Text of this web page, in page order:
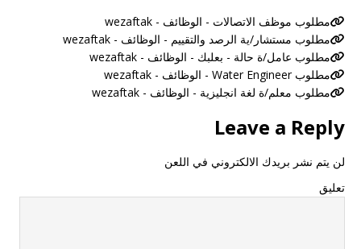
مطلوب موظف الاتصالات - الوظائف - wezaftak
مطلوب مستشار/ية الرصد والتقييم - الوظائف - wezaftak
مطلوب عامل/ة حالة - بعلبك - الوظائف - wezaftak
مطلوب Water Engineer - الوظائف - wezaftak
مطلوب معلم/ة لغة انجليزية - الوظائف - wezaftak
Leave a Reply
لن يتم نشر بريدك الالكتروني في اللعن
تعليق